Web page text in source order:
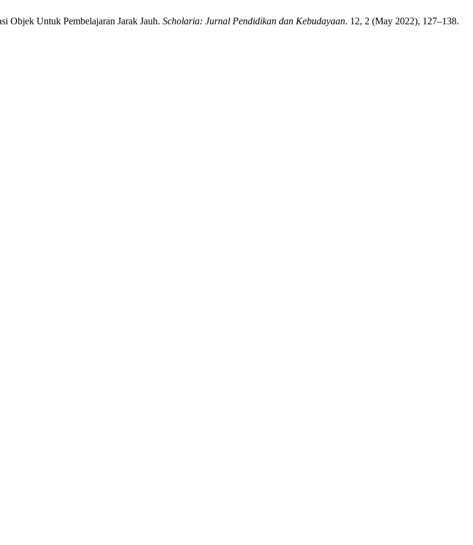
Objek Untuk Pembelajaran Jarak Jauh. Scholaria: Jurnal Pendidikan dan Kebudayaan. 12, 2 (May 2022), 127–138.